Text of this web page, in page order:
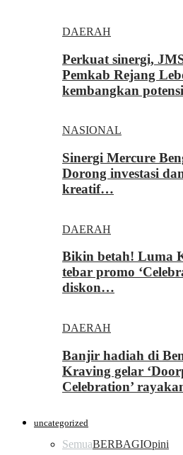
DAERAH
Perkuat sinergi,
Pemkab Rejang
kembangkan
NASIONAL
Sinergi Mercure
Dorong investasi
kreatif…
DAERAH
Bikin betah! Luma
tebar promo
diskon…
DAERAH
Banjir hadiah di
Kraving gelar
Celebration’
uncategorized
SemuaBERBAGIOpini